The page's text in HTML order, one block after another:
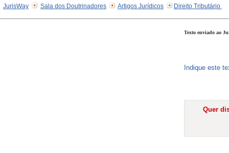
JurisWay Sala dos Doutrinadores Artigos Jurídicos Direito Tributário
Texto enviado ao
Indique este
Quer